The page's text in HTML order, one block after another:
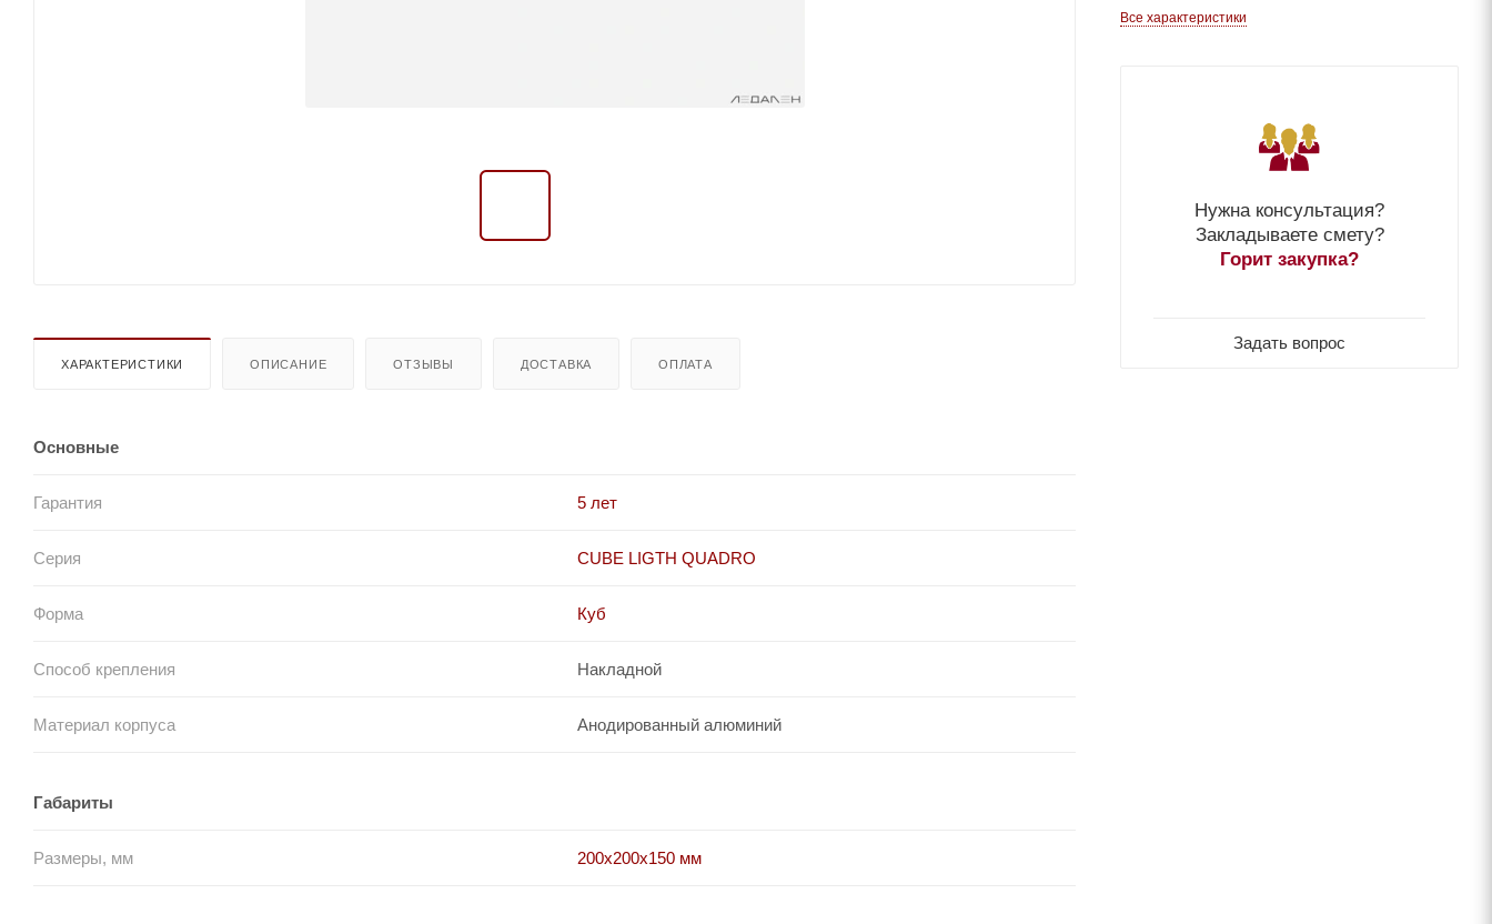
ХАРАКТЕРИСТИКИ ОПИСАНИЕ ОТЗЫВЫ ДОСТАВКА ОПЛАТА
Основные
Гарантия 5 лет
Серия CUBE LIGTH QUADRO
Форма Куб
Способ крепления Накладной
Материал корпуса Анодированный алюминий
Габариты
Размеры, мм 200х200х150 мм
Все характеристики
Нужна консультация?
Закладываете смету?
Горит закупка?
Задать вопрос